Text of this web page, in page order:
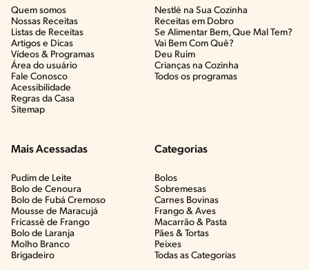
Quem somos
Nossas Receitas
Listas de Receitas​
Artigos e Dicas​
Vídeos & Programas​
Área do usuário
Fale Conosco
Acessibilidade
Regras da Casa
Sitemap
Nestlé na Sua Cozinha
Receitas em Dobro
Se Alimentar Bem, Que Mal Tem?​
Vai Bem Com Quê?​
Deu Ruim​
Crianças na Cozinha​
Todos os programas
Mais Acessadas
Pudim de Leite
Bolo de Cenoura
Bolo de Fubá Cremoso
Mousse de Maracujá
Fricassê de Frango
Bolo de Laranja
Molho Branco
Brigadeiro
Categorias
Bolos
Sobremesas
Carnes Bovinas​
Frango & Aves​
Macarrão & Pasta​
Pães & Tortas​
Peixes
Todas as Categorias